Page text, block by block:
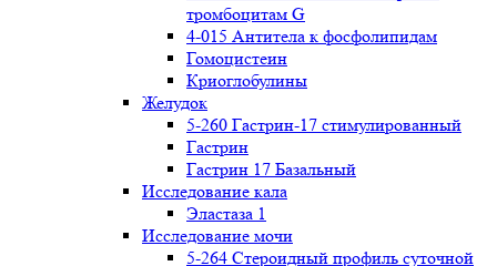
тромбоцитам G
4-015 Антитела к фосфолипидам
Гомоцистеин
Криоглобулины
Желудок
5-260 Гастрин-17 стимулированный
Гастрин
Гастрин 17 Базальный
Исследование кала
Эластаза 1
Исследование мочи
5-264 Стероидный профиль суточной